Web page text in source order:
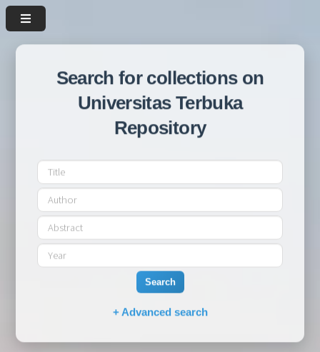
Search for collections on
Universitas Terbuka
Repository
Search
+ Advanced search